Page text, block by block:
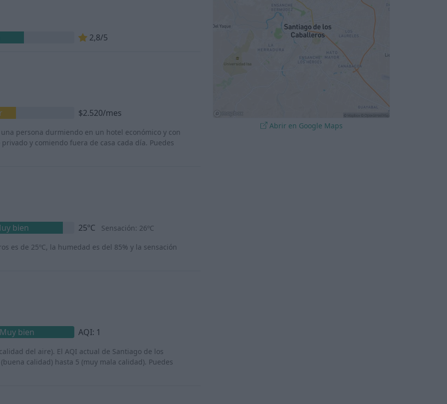
2,8/5
$2.520/mes
persona durmiendo en un hotel económico y con
y comiendo fuera de casa cada día. Puedes
bien 25ºC
Sensación: 26ºC
es de 25ºC, la humedad es del 85% y la sensación
Muy bien AQI: 1
del aire). El AQI actual de Santiago de los
calidad) hasta 5 (muy mala calidad). Puedes
Abrir en Google Maps